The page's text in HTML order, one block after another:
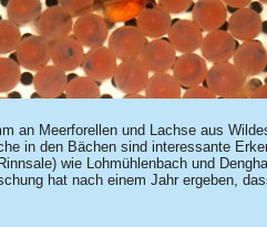
an Meerforellen und Lachse aus
in den Bächen sind interessante
wie Lohmühlenbach und
hat nach einem Jahr ergeben,